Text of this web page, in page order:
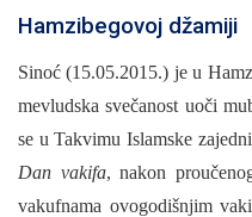
Hamzibegovoj džamiji
Sinoć (15.05.2015.) je u
mevludska svečanost uoči
se u Takvimu Islamske
Dan vakifa, nakon
vakufnama ovogodišnjim